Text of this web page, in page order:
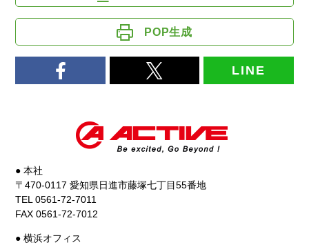
POP生成
LINE
● 本社
〒470-0117 愛知県日進市藤塚七丁目55番地
TEL 0561-72-7011
FAX 0561-72-7012
● 横浜オフィス